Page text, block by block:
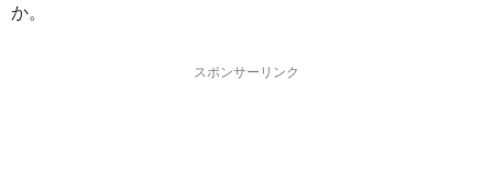
か。
スポンサーリンク